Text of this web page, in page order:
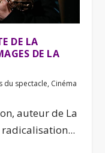
DE LA
DE LA
du spectacle, Cinéma
auteur de La